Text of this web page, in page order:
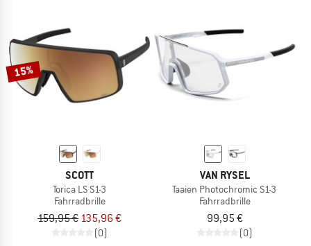
15%
SCOTT
Torica LS S1-3
Fahrradbrille
159,95 € 135,96 €
(0)
VAN RYSEL
Taaien Photochromic S1-3
Fahrradbrille
99,95 €
(0)